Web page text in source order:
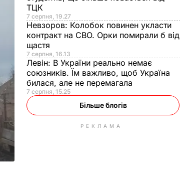
ТЦК
7 серпня, 19.27
Невзоров: Колобок повинен укласти
контракт на СВО. Орки помирали б від
щастя
7 серпня, 16.13
Левін: В України реально немає
союзників. Їм важливо, щоб Україна
билася, але не перемагала
7 серпня, 15.25
Більше блогів
РЕКЛАМА